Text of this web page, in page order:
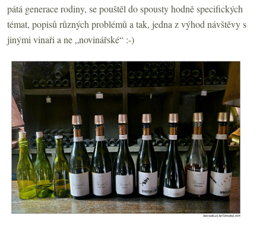
pátá generace rodiny, se pouštěl do spousty hodně specifických
témat, popisů různých problémů a tak, jedna z výhod návštěvy s
jinými vinaři a ne „novinářské“ :-)